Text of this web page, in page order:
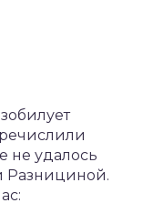
не удалось
Разнициной.